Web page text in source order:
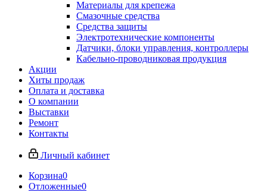
Материалы для крепежа
Смазочные средства
Средства защиты
Электротехнические компоненты
Датчики, блоки управления, контроллеры
Кабельно-проводниковая продукция
Акции
Хиты продаж
Оплата и доставка
О компании
Выставки
Ремонт
Контакты
Личный кабинет
Корзина0
Отложенные0